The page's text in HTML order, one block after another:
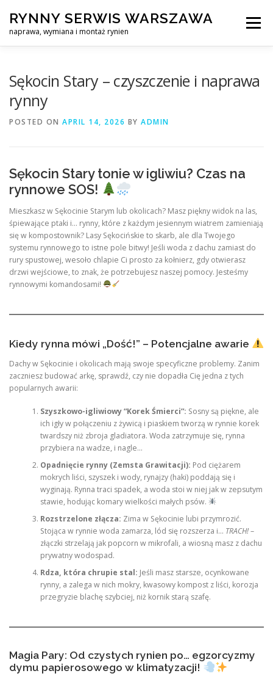
content
RYNNY SERWIS WARSZAWA
naprawa, wymiana i montaż rynien
Menu
Sękocin Stary – czyszczenie i naprawa
rynny
POSTED ON APRIL 14, 2026 BY ADMIN
Sękocin Stary tonie w igliwiu? Czas na
rynnowe SOS!
Mieszkasz w Sękocinie Starym lub okolicach? Masz piękny widok na las,
śpiewające ptaki i… rynny, które z każdym jesiennym wiatrem zamieniają
się w kompostownik? Lasy Sękocińskie to skarb, ale dla Twojego
systemu rynnowego to istne pole bitwy! Jeśli woda z dachu zamiast do
rury spustowej, wesoło chlapie Ci prosto za kołnierz, gdy otwierasz
drzwi wejściowe, to znak, że potrzebujesz naszej pomocy. Jesteśmy
rynnowymi komandosami!
Kiedy rynna mówi „Dość!” – Potencjalne awarie
Dachy w Sękocinie i okolicach mają swoje specyficzne problemy. Zanim
zaczniesz budować arkę, sprawdź, czy nie dopadła Cię jedna z tych
popularnych awarii:
Szyszkowo-igliwiowy “Korek Śmierci”: Sosny są piękne, ale
ich igły w połączeniu z żywicą i piaskiem tworzą w rynnie korek
twardszy niż zbroja gladiatora. Woda zatrzymuje się, rynna
przybiera na wadze, i nagle…
Opadnięcie rynny (Zemsta Grawitacji): Pod ciężarem
mokrych liści, szyszek i wody, rynajzy (haki) poddają się i
wyginają. Rynna traci spadek, a woda stoi w niej jak w zepsutym
stawie, hodując komary wielkości małych psów.
Rozstrzelone złącza: Zima w Sękocinie lubi przymrozić.
Stojąca w rynnie woda zamarza, lód się rozszerza i… TRACH!–
złączki strzelają jak popcorn w mikrofali, a wiosną masz z dachu
prywatny wodospad.
Rdza, która chrupie stal: Jeśli masz starsze, ocynkowane
rynny, a zalega w nich mokry, kwasowy kompost z liści, korozja
przegryzie blachę szybciej, niż kornik starą szafę.
Magia Pary: Od czystych rynien po… egzorcyzmy
dymu papierosowego w klimatyzacji!